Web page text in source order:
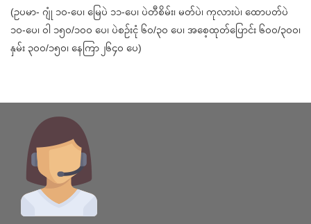
(ဥပမာ- ဂျုံ ၁၀-ပေ၊ မြေပဲ ၁၁-ပေ၊ ပဲတီစိမ်း၊ မတ်ပဲ၊ ကုလားပဲ၊ ထောပတ်ပဲ
၁၀-ပေ၊ ဝါ ၁၅၀/၁၀၀ ပေ၊ ပဲစဉ်းငုံ ၆၀/၃၀ ပေ၊ အစေ့ထုတ်ပြောင်း ၆၀၀/၃၀၀၊
နှမ်း ၃၀၀/၁၅၀၊ နေကြာ ၂၆၄၀ ပေ)